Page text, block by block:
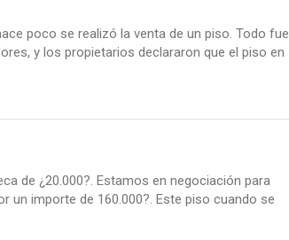
poco se realizó la venta de un piso. Todo fue
y los propietarios declararon que el piso en
de ¿20.000?. Estamos en negociación para
un importe de 160.000?. Este piso cuando se